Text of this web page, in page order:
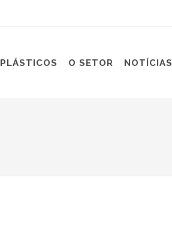
PLÁSTICOS O SETOR NOTÍCIAS